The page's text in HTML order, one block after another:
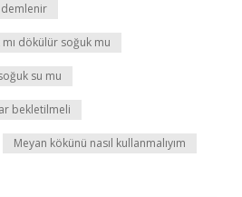
demlenir
dökülür soğuk mu
su mu
bekletilmeli
Meyan kökünü nasıl kullanmalıyım